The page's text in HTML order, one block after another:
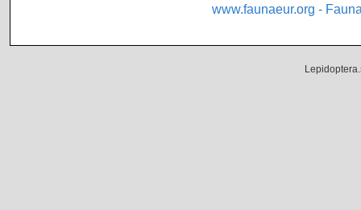
www.faunaeur.org -